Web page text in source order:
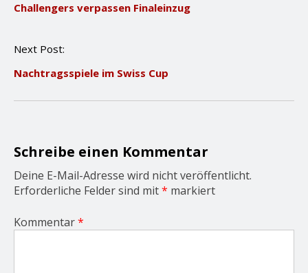
s
a
i
o
Challengers verpassen Finaleinzug
Next Post:
Nachtragsspiele im Swiss Cup
Schreibe einen Kommentar
Deine E-Mail-Adresse wird nicht veröffentlicht.
Erforderliche Felder sind mit* markiert
Kommentar*